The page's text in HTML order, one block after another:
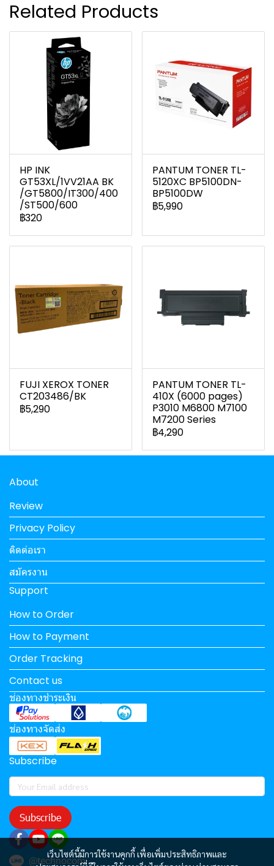
Related Products
HP INK
GT53XL/1VV21AA BK
/GT5800/IT300/400
/ST500/600
฿320
PANTUM TONER TL-
5120XC BP5100DN-
BP5100DW
฿5,990
FUJI XEROX TONER
CT203486/BK
฿5,290
PANTUM TONER TL-
410X (6000 pages)
P3010 M6800 M7100
M7200 Series
฿4,290
เว็บไซต์นี้มีการใช้งานคุกกี้ เพื่อเพิ่มประสิทธิภาพและ
About
Review
Privacy Policy
ติดต่อเรา
สมัครงาน
Support
How to Order
How to Payment
Order Tracking
Contact us
ช่องทางชำระเงิน
ช่องทางจัดส่ง
Subscribe
Subscribe
@technocom